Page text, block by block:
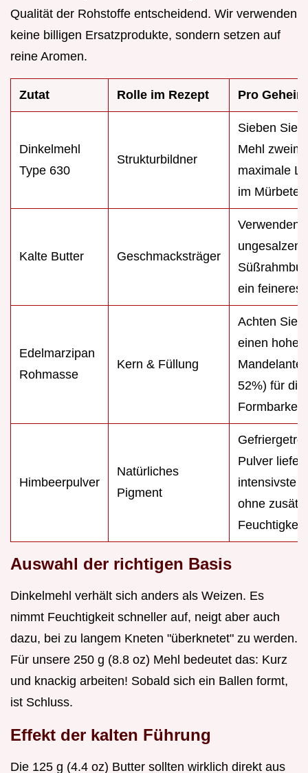
Qualität der Rohstoffe entscheidend. Wir verwenden
keine billigen Ersatzprodukte, sondern setzen auf
reine Aromen.
Zutat Rolle im Rezept Pro
Dinkelmehl
Type 630
Strukturbildner
Sieben Sie
Mehl
maximale
im
Kalte Butter Geschmacksträger
Verwenden
ungesalzene
ein feineres
Edelmarzipan
Rohmasse
Kern & Füllung
Achten Sie
einen hohen
52%) für die
Formbarkeit.
Himbeerpulver
Natürliches
Pigment
Pulver
intensivste
ohne
Feuchtigkeit.
Auswahl der richtigen Basis
Dinkelmehl verhält sich anders als Weizen. Es
nimmt Feuchtigkeit schneller auf, neigt aber auch
dazu, bei zu langem Kneten "überknetet" zu werden.
Für unsere 250 g (8.8 oz) Mehl bedeutet das: Kurz
und knackig arbeiten! Sobald sich ein Ballen formt,
ist Schluss.
Effekt der kalten Führung
Die 125 g (4.4 oz) Butter sollten wirklich direkt aus